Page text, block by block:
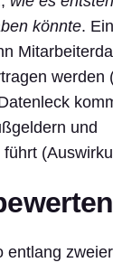
könnte.
werden
und
entlang